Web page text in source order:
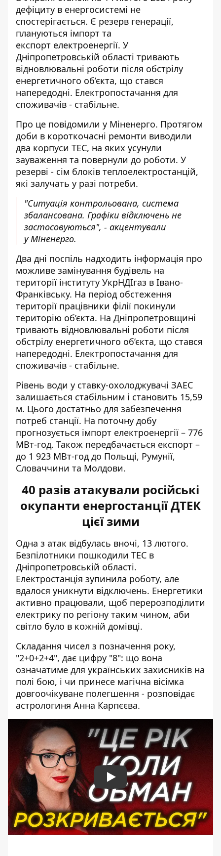
дефіциту в енергосистемі не
спостерігається. Є резерв генерації,
плануються імпорт та
експорт електроенергії. У
Дніпропетровській області тривають
відновлювальні роботи після обстрілу
енергетичного об’єкта, що стався
напередодні. Електропостачання для
споживачів - стабільне.
Про це повідомили у Міненерго. Протягом
доби в короткочасні ремонти виводили
два корпуси ТЕС, на яких усунули
зауваження та повернули до роботи. У
резерві - сім блоків теплоелектростанцій,
які залучать у разі потреби.
"Ситуація контрольована, система
збалансована. Графіки відключень не
застосовуються", - акцентували
у Міненерго.
Два дні поспіль надходить інформація про
можливе замінування будівель на
території інституту УкрНДІгаз в Івано-
Франківську. На період обстеження
території працівники філії покинули
територію об’єкта. На Дніпропетровщині
тривають відновлювальні роботи після
обстрілу енергетичного об’єкта, що стався
напередодні. Електропостачання для
споживачів - стабільне.
Рівень води у ставку-охолоджувачі ЗАЕС
залишається стабільним і становить 15,59
м. Цього достатньо для забезпечення
потреб станції. На поточну добу
прогнозується імпорт електроенергії – 776
МВт-год. Також передбачається експорт –
до 1 923 МВт-год до Польщі, Румунії,
Словаччини та Молдови.
40 разів атакували російські
окупанти енергостанції ДТЕК
цієї зими
Одна з атак відбулась вночі, 13 лютого.
Безпілотники пошкодили ТЕС в
Дніпропетровській області.
Електростанція зупинила роботу, але
вдалося уникнути відключень. Енергетики
активно працювали, щоб перерозподілити
електрику по регіону таким чином, аби
світло було в кожній домівці.
Складання чисел з позначення року,
"2+0+2+4", дає цифру "8": що вона
означатиме для українських захисників на
полі бою, і чи принесе магічна вісімка
довгоочікуване полегшення - розповідає
астрологиня Анна Карпєєва.
Play